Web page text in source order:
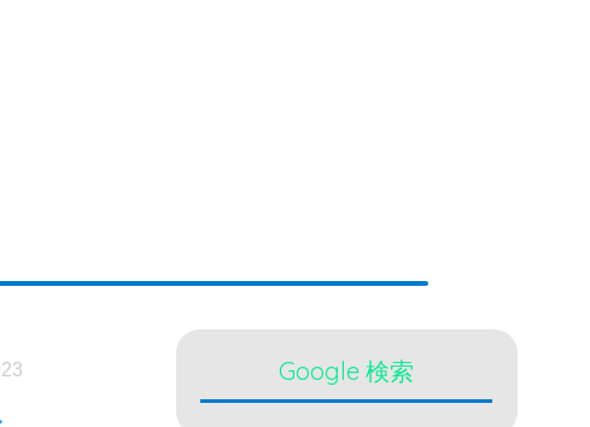
Google 検索